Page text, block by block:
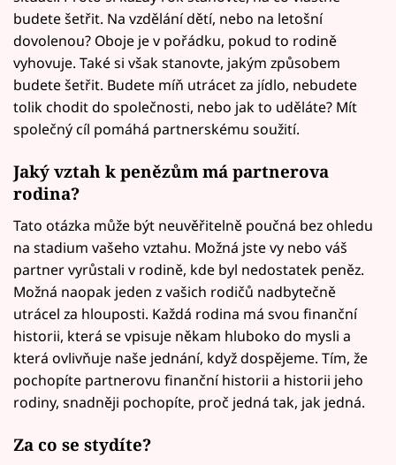
budete šetřit. Na vzdělání dětí, nebo na letošní
dovolenou? Oboje je v pořádku, pokud to rodině
vyhovuje. Také si však stanovte, jakým způsobem
budete šetřit. Budete míň utrácet za jídlo, nebudete
tolik chodit do společnosti, nebo jak to uděláte? Mít
společný cíl pomáhá partnerskému soužití.
Jaký vztah k penězům má partnerova
rodina?
Tato otázka může být neuvěřitelně poučná bez ohledu
na stadium vašeho vztahu. Možná jste vy nebo váš
partner vyrůstali v rodině, kde byl nedostatek peněz.
Možná naopak jeden z vašich rodičů nadbytečně
utrácel za hlouposti. Každá rodina má svou finanční
historii, která se vpisuje někam hluboko do mysli a
která ovlivňuje naše jednání, když dospějeme. Tím, že
pochopíte partnerovu finanční historii a historii jeho
rodiny, snadněji pochopíte, proč jedná tak, jak jedná.
Za co se stydíte?